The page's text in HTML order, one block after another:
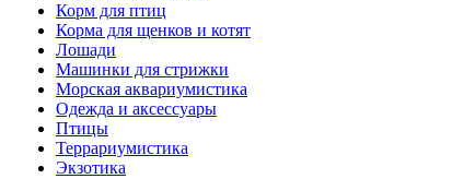
Корм для птиц
Корма для щенков и котят
Лошади
Машинки для стрижки
Морская аквариумистика
Одежда и аксессуары
Птицы
Террариумистика
Экзотика